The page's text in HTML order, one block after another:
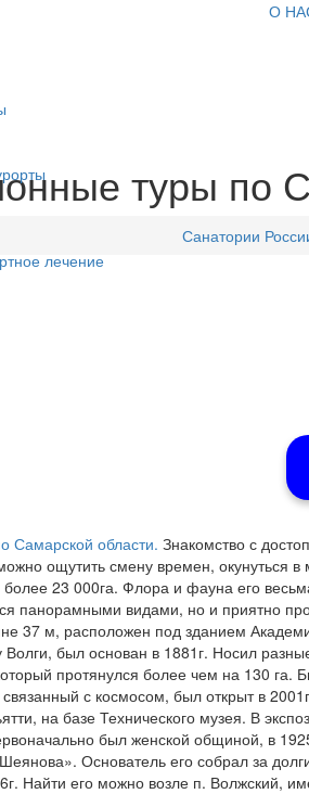
О
лечение
туры по
Санатории
Самарской области. Знакомство с
ощутить смену времен, окунуться
23 000га. Флора и фауна его
панорамными видами, но и приятно
37 м, расположен под зданием
был основан в 1881г. Носил
протянулся более чем на 130 га.
с космосом, был открыт в
на базе Технического музея. В
был женской общиной, в
Основатель его собрал за
Найти его можно возле п. Волжский,